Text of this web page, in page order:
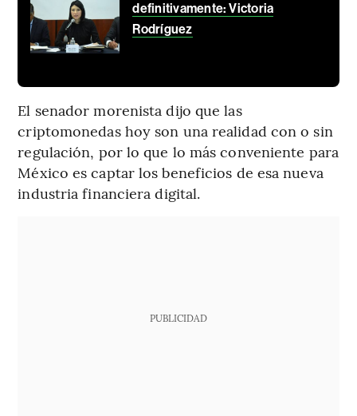
definitivamente: Victoria
Rodríguez
El senador morenista dijo que las
criptomonedas hoy son una realidad con o sin
regulación, por lo que lo más conveniente para
México es captar los beneficios de esa nueva
industria financiera digital.
PUBLICIDAD